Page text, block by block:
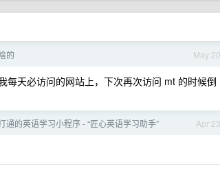
May 20
的
天必访问的网站上，下次再次访问 mt 的时候倒
Apr 23
的英语学习小程序 - “匠心英语学习助手”